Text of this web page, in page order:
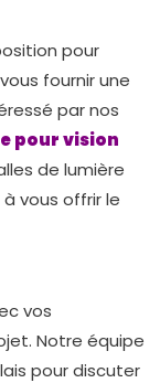
pour
fournir une
par nos
pour vision
de lumière
à vous offrir le
vos
Notre équipe
pour discuter